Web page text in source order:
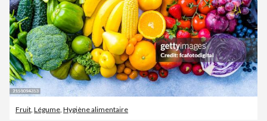
Fruit Légume Hygiène alimentaire